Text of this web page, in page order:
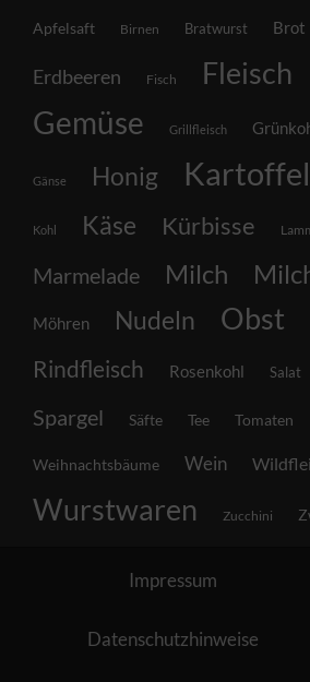
Apfelsaft Birnen Bratwurst Brot
Erdbeeren Fisch Fleisch
Gemüse Grillfleisch
Gänse Honig
Kohl Käse Kürbisse
Marmelade Milch
Möhren Nudeln Obst
Rindfleisch Rosenkohl Salat
Spargel Säfte Tee Tomaten
Weihnachtsbäume Wein
Wurstwaren Zucchini
Impressum
Datenschutzhinweise